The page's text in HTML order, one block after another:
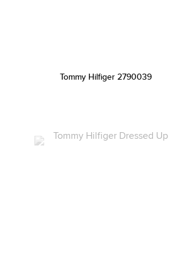
Tommy Hilfiger 2790039